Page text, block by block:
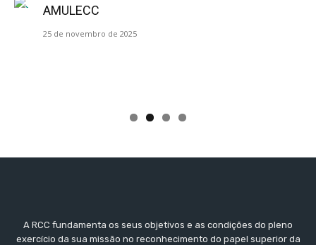
AMULECC
25 de novembro de 2025
A RCC fundamenta os seus objetivos e as condições do pleno
exercício da sua missão no reconhecimento do papel superior da